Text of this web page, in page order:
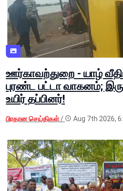
ஊர்காவற்துறை - யாழ்
புரண்ட பட்டா வாகனம்;
உயிர் தப்பினர்!
பிரதான செய்திகள்/ Aug 7th 2026,